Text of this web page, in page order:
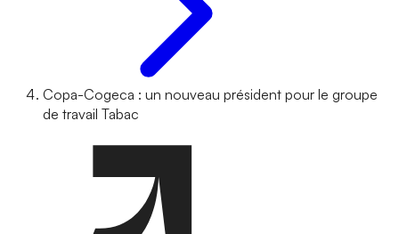
Copa-Cogeca : un nouveau président pour le groupe
de travail Tabac